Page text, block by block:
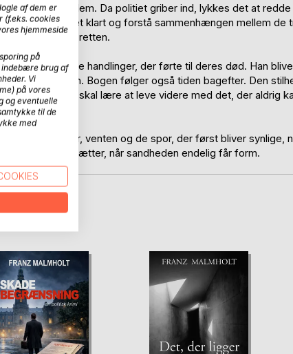
imod dem. Da politiet griber ind, lykkes det at
at se mønsteret klart og forstå sammenhængen mellem de
og stillet for retten.
piger og de handlinger, der førte til deres død. Han
med dommen. Bogen følger også tiden bagefter. Den
der skal lære at leve videre med det, der aldrig
krimi om fravær, venten og de spor, der først bliver synlige,
det liv, der fortsætter, når sandheden endelig får form.
BoD
af dem er
(f.eks. cookies
hjemmeside
på
indebære brug af
Vi
på vores
og eventuelle
til de
med